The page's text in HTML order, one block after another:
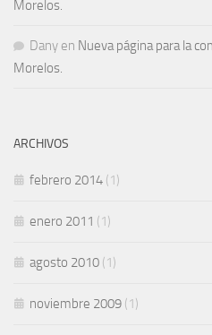
Morelos.
Dany en Nueva página para la
Morelos.
ARCHIVOS
febrero 2014 (1)
enero 2011 (1)
agosto 2010 (1)
noviembre 2009 (1)